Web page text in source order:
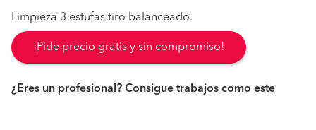
Limpieza 3 estufas tiro balanceado.
¡Pide precio gratis y sin compromiso!
¿Eres un profesional? Consigue trabajos como este